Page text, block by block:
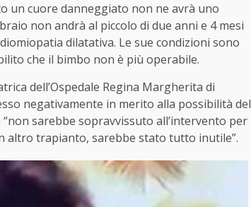
un cuore danneggiato non ne avrà uno
non andrà al piccolo di due anni e 4 mesi
dilatativa. Le sue condizioni sono
che il bimbo non è più operabile.
dell’Ospedale Regina Margherita di
negativamente in merito alla possibilità del
sarebbe sopravvissuto all’intervento per
altro trapianto, sarebbe stato tutto inutile”.